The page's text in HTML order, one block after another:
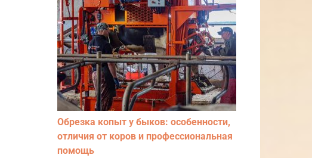
Обрезка копыт у быков: особенности,
отличия от коров и профессиональная
помощь